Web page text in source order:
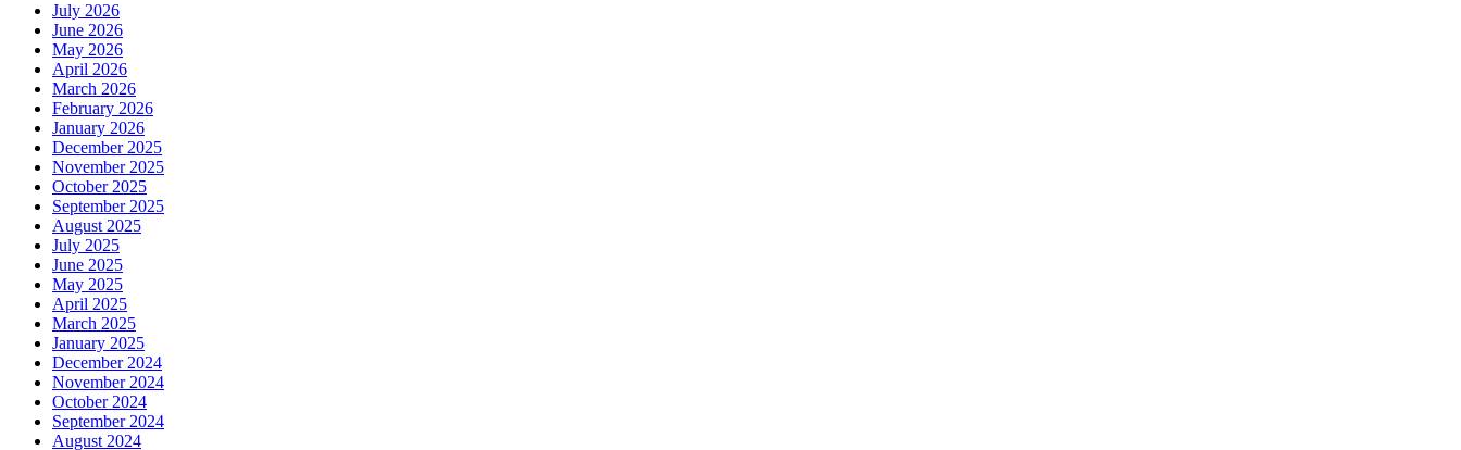
July 2026
June 2026
May 2026
April 2026
March 2026
February 2026
January 2026
December 2025
November 2025
October 2025
September 2025
August 2025
July 2025
June 2025
May 2025
April 2025
March 2025
January 2025
December 2024
November 2024
October 2024
September 2024
August 2024